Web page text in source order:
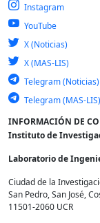
Instagram
YouTube
X (Noticias)
X (MAS-LIS)
Telegram (Noticias)
Telegram (MAS-LIS)
INFORMACIÓN DE
Instituto de
Laboratorio de
Ciudad de la
San Pedro, San José,
11501-2060 UCR